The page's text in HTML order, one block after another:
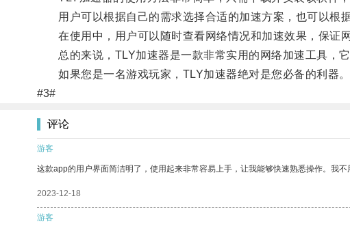
用户可以根据自己的需求选择合适的加速方案，也可以根据
在使用中，用户可以随时查看网络情况和加速效果，保证网
总的来说，TLY加速器是一款非常实用的网络加速工具，它
如果您是一名游戏玩家，TLY加速器绝对是您必备的利器。
#3#
评论
游客
这款app的用户界面简洁明了，使用起来非常容易上手，让我能够快速熟悉操作。我不
2023-12-18
游客